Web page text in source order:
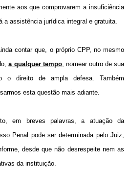
aos que comprovarem a insuficiência
a assistência jurídica integral e gratuita.
contar que, o próprio CPP, no mesmo
a qualquer tempo, nomear outro de sua
o direito de ampla defesa. Também
esta questão mais adiante.
em breves palavras, a atuação da
Penal pode ser determinada pelo Juiz,
desde que não desrespeite nem as
da instituição.